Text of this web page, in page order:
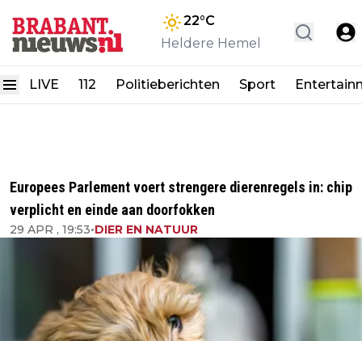
22°C
Heldere Hemel
LIVE 112 Politieberichten Sport
Europees Parlement voert strengere dierenregels in: chip
verplicht en einde aan doorfokken
29 APR , 19:53•DIER EN NATUUR